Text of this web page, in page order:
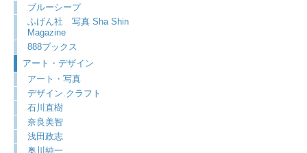
ブルーシープ
ふげん社 写真 Sha Shin
Magazine
888ブックス
アート・デザイン
アート・写真
デザイン.クラフト
石川直樹
奈良美智
浅田政志
奥川純一